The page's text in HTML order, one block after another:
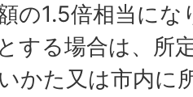
の1.5倍相当に
する場合は、所
かた又は市内に